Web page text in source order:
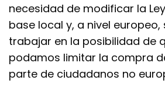
necesidad de modificar la
base local y, a nivel
trabajar en la posibilidad de
podamos limitar la compra
parte de ciudadanos no